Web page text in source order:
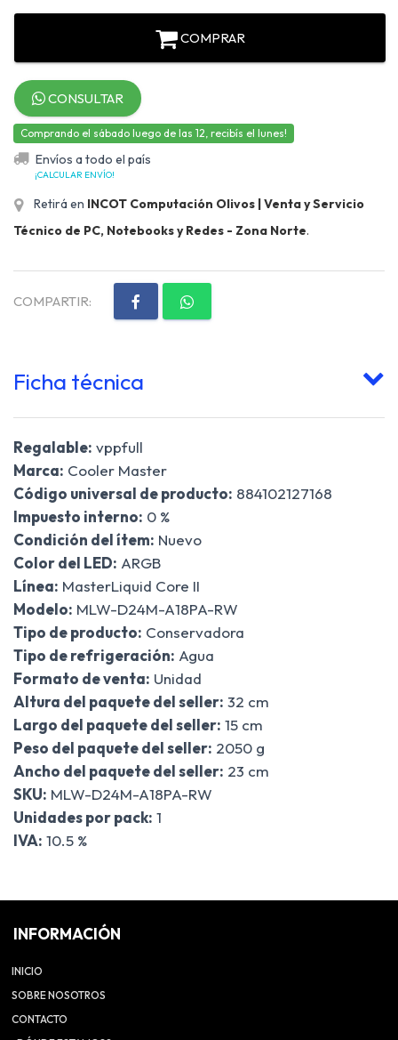
COMPRAR
CONSULTAR
Comprando el sábado luego de las 12, recibís el lunes!
Envíos a todo el país
¡CALCULAR ENVÍO!
Retirá en INCOT Computación Olivos | Venta y Servicio
Técnico de PC, Notebooks y Redes - Zona Norte.
COMPARTIR:
Ficha técnica
Regalable: vppfull
Marca: Cooler Master
Código universal de producto: 884102127168
Impuesto interno: 0 %
Condición del ítem: Nuevo
Color del LED: ARGB
Línea: MasterLiquid Core II
Modelo: MLW-D24M-A18PA-RW
Tipo de producto: Conservadora
Tipo de refrigeración: Agua
Formato de venta: Unidad
Altura del paquete del seller: 32 cm
Largo del paquete del seller: 15 cm
Peso del paquete del seller: 2050 g
Ancho del paquete del seller: 23 cm
SKU: MLW-D24M-A18PA-RW
Unidades por pack: 1
IVA: 10.5 %
INFORMACIÓN
INICIO
SOBRE NOSOTROS
CONTACTO